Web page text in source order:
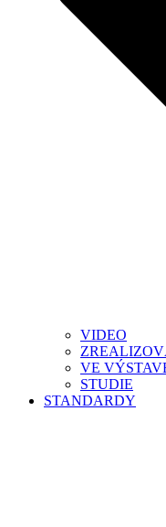
VIDEO
VE
STUDIE
STANDARDY